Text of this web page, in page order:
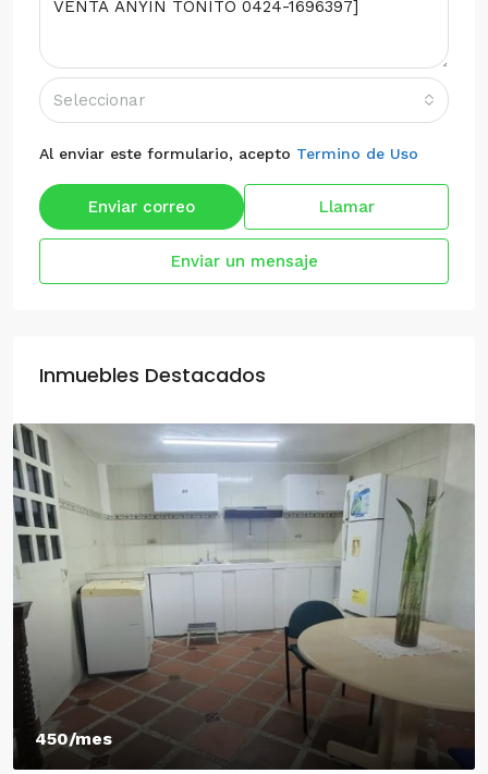
Seleccionar
Al enviar este formulario, acepto Termino de Uso
Enviar correo Llamar
Enviar un mensaje
Inmuebles Destacados
450/mes